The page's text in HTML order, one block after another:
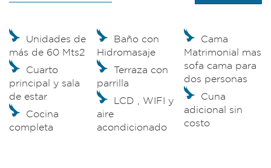
Unidades de
más de 60 Mts2
Cuarto
principal y sala
de estar
Cocina
completa
Baño con
Hidromasaje
Terraza con
parrilla
LCD , WIFI y
aire
acondicionado
Cama
Matrimonial mas
sofa cama para
dos personas
Cuna
adicional sin
costo